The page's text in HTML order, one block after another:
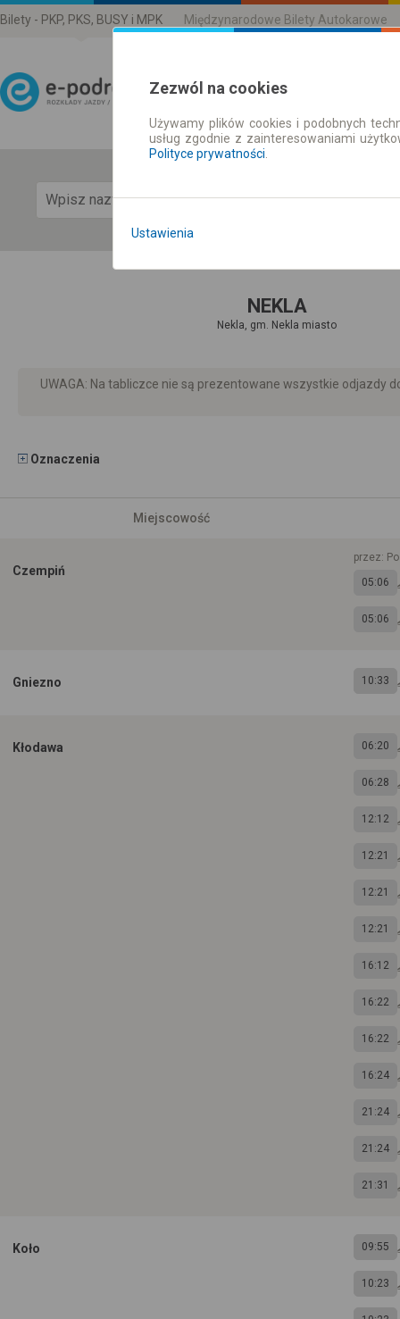
Bilety - PKP, PKS, BUSY i MPK Międzynarodowe Bilety Autokarowe
Rozkład Jazdy | Bilety
NEKLA
Nekla, gm. Nekla miasto
UWAGA: Na tabliczce nie są prezentowane wszystkie odjazdy
Oznaczenia
Miejscowość
Czempiń
przez:
05:06
05:06
Gniezno 10:33
Kłodawa 06:20
06:28
12:12
12:21
12:21
12:21
16:12
16:22
16:22
16:24
21:24
21:24
21:31
Koło 09:55
10:23
Zezwól na cookies
Używamy plików cookies i podobnych
usług zgodnie z zainteresowaniami
Polityce prywatności
Ustawienia